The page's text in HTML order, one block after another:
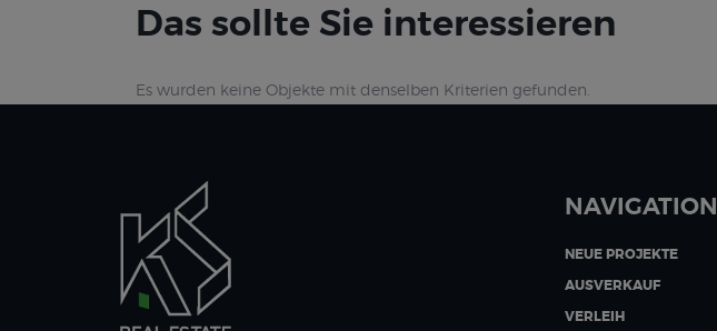
Das sollte Sie interessieren
Es wurden keine Objekte mit denselben Kriterien gefunden.
NAVIGATION
NEUE PROJEKTE
AUSVERKAUF
VERLEIH